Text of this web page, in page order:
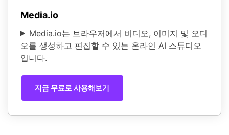
Media.io
Media.io는 브라우저에서 비디오, 이미지 및 오디
오를 생성하고 편집할 수 있는 온라인 AI 스튜디오
입니다.
지금 무료로 사용해보기